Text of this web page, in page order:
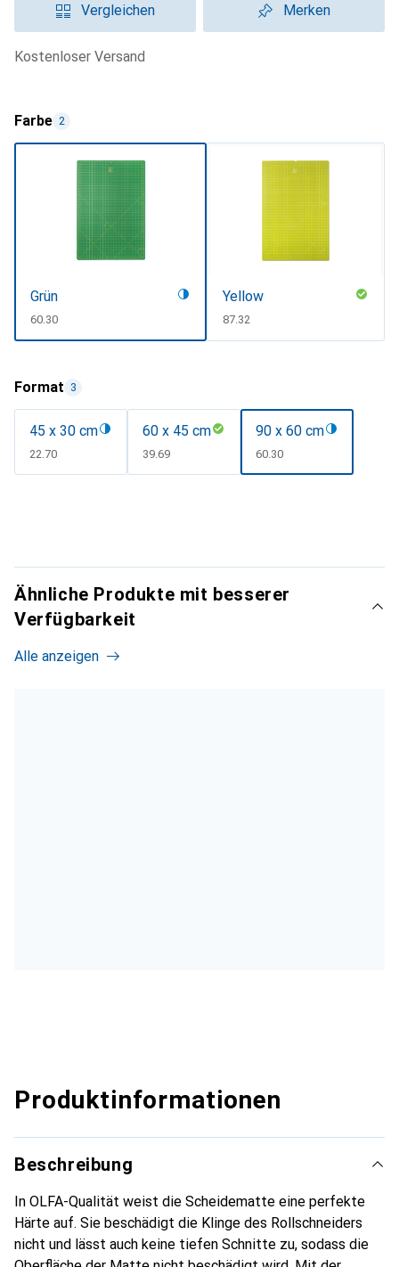
Vergleichen Merken
kostenloser Versand
Farbe 2
Grün
CHF
60.30
Yellow
CHF
87.32
Format 3
45 x 30 cm
CHF
22.70
60 x 45 cm
CHF
39.69
90 x 60 cm
CHF
60.30
Ähnliche Produkte mit besserer
Verfügbarkeit
Alle anzeigen
Produktinformationen
Beschreibung
In OLFA-Qualität weist die Scheidematte eine perfekte
Härte auf. Sie beschädigt die Klinge des Rollschneiders
nicht und lässt auch keine tiefen Schnitte zu, sodass die